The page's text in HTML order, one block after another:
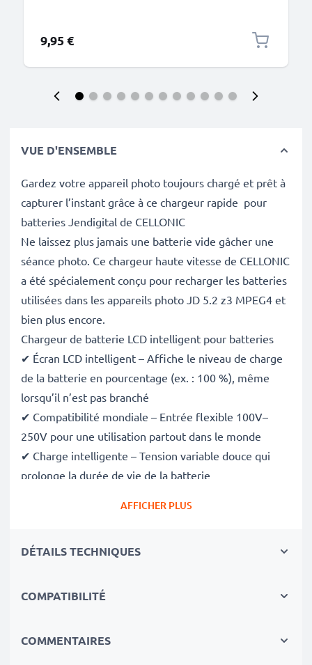
9,95 €
VUE D'ENSEMBLE
Gardez votre appareil photo toujours chargé et prêt à
capturer l’instant grâce à ce chargeur rapide pour
batteries Jendigital de CELLONIC
Ne laissez plus jamais une batterie vide gâcher une
séance photo. Ce chargeur haute vitesse de CELLONIC
a été spécialement conçu pour recharger les batteries
utilisées dans les appareils photo JD 5.2 z3 MPEG4 et
bien plus encore.
Chargeur de batterie LCD intelligent pour batteries
✔ Écran LCD intelligent – Affiche le niveau de charge
de la batterie en pourcentage (ex. : 100 %), même
lorsqu’il n’est pas branché
✔ Compatibilité mondiale – Entrée flexible 100V–
250V pour une utilisation partout dans le monde
✔ Charge intelligente – Tension variable douce qui
prolonge la durée de vie de la batterie
Compact et prêt pour le voyage
votre sac photo
AFFICHER PLUS
DÉTAILS TECHNIQUES
COMPATIBILITÉ
COMMENTAIRES